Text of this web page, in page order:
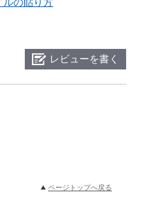
レビューを書く
ページトップへ戻る